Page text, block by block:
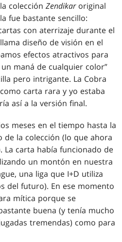
colecciónZendikar original
fue bastante sencillo:
con aterrizaje durante el
diseño de visión en el
efectos atractivos para
maná de cualquier color”
pero intrigante. La Cobra
carta rara y yo estaba
así a la versión final.
meses en el tiempo hasta la
de la colección (lo que ahora
La carta había funcionado de
un montón en nuestra
una liga que I+D utiliza
del futuro). En ese momento
mítica porque se
buena (y tenía mucho
tremendas) como para